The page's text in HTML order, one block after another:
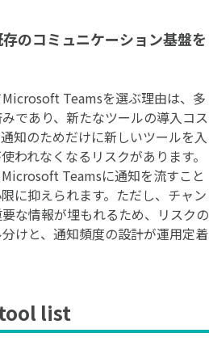
のコミュニケーション基盤を
Teamsを選ぶ理由は、多
であり、新たなツールの導入コス
知のためだけに新しいツールを入
われなくなるリスクがあります。
Teamsに通知を流すこと
に抑えられます。ただし、チャン
な情報が埋もれるため、リスクの
けと、通知頻度の設計が運用定着
list